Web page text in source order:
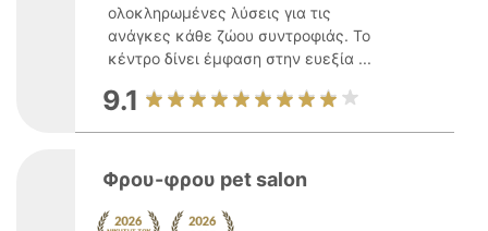
ολοκληρωμένες λύσεις για τις
ανάγκες κάθε ζώου συντροφιάς. Το
κέντρο δίνει έμφαση στην ευεξία ...
9.1
Φρου-φρου pet salon